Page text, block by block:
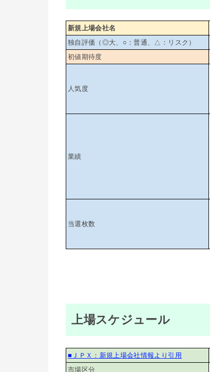
新規上場会社名
独自評価（◎大、○：普通、△：リスク）
初値期待度
人気度
業績
当選枚数
上場スケジュール
■ＪＰＸ：新規上場会社情報より引用
市場区分